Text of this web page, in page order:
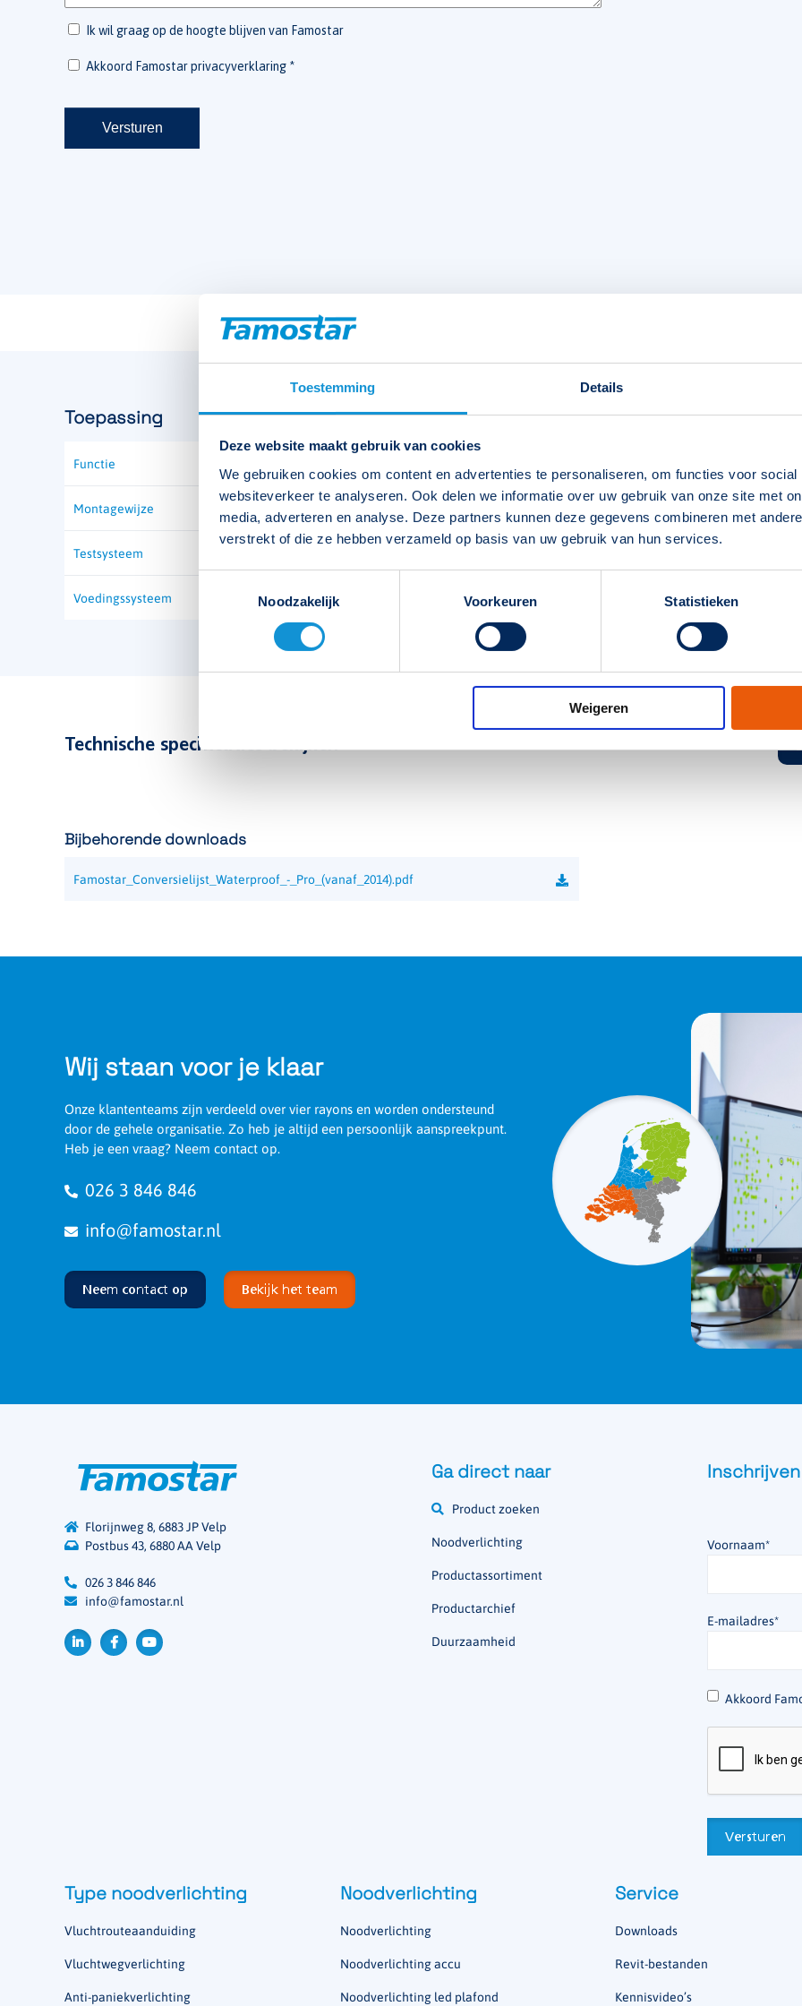
Toestemming Details
Deze website maakt gebruik van cookies
We gebruiken cookies om content en advertenties te personaliseren, om functies voor
websiteverkeer te analyseren. Ook delen we informatie over uw gebruik van onze site met
media, adverteren en analyse. Deze partners kunnen deze gegevens combineren met
verstrekt of die ze hebben verzameld op basis van uw gebruik van hun services.
Noodzakelijk
Voorkeuren Statistieken
Weigeren
Toepassing
Functie
Montagewijze
Testsysteem
Voedingssysteem
Technische specificaties bekijken
Artikelnummer 104519
Bijbehorende downloads
Famostar_Conversielijst_Waterproof_-_Pro_(vanaf_2014).pdf
Wij staan voor je klaar
Onze klantenteams zijn verdeeld over vier rayons en worden ondersteund
door de gehele organisatie. Zo heb je altijd een persoonlijk aanspreekpunt.
Heb je een vraag? Neem contact op.
026 3 846 846
info@famostar.nl
Neem contact op Bekijk het team
Florijnweg 8, 6883 JP Velp
Postbus 43, 6880 AA Velp
026 3 846 846
info@famostar.nl
Ga direct naar
Product zoeken
Noodverlichting
Productassortiment
Productarchief
Duurzaamheid
Voornaam*
E-mailadres*
* Akkoord
Type noodverlichting
Vluchtrouteaanduiding
Vluchtwegverlichting
Anti-paniekverlichting
Noodverlichting
Noodverlichting
Noodverlichting accu
Noodverlichting led plafond
Service
Downloads
Revit-bestanden
Kennisvideo’s